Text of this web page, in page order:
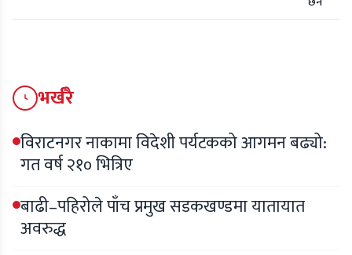
भर्खरै
विराटनगर नाकामा विदेशी पर्यटकको आगमन बढ्यो:
गत वर्ष २१० भित्रिए
बाढी–पहिरोले पाँच प्रमुख सडकखण्डमा यातायात
अवरुद्ध